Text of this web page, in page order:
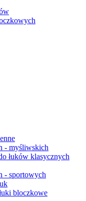
- myśliwskich
łuków klasycznych
- sportowych
bloczkowe